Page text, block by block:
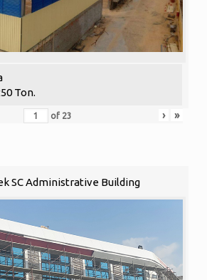
Ton.
of 23 › »
SC Administrative Building